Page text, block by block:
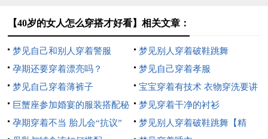
【40岁的女人怎么穿搭才好看】相关文章：
梦见自己和别人穿着警服
梦见别人穿着破鞋跳舞
孕期还要穿着漂亮吗？
梦见自己穿着孝服
梦见自己穿着薄裤子
宝宝穿着有技术 衣物穿洗要讲
究
巨蟹座参加婚宴的服装搭配秘
籍
梦见穿着干净的衬衫
孕期穿着不当 胎儿会“抗议”
梦见别人穿着破鞋跳舞【精